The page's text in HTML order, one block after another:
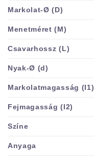
Markolat-Ø (D)
Menetméret (M)
Csavarhossz (L)
Nyak-Ø (d)
Markolatmagasság (I1)
Fejmagasság (I2)
Színe
Anyaga